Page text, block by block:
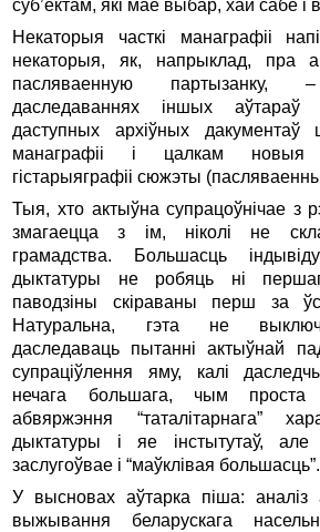
суб’ектам, які мае выбар, хай сабе
Некаторыя часткі манаграфіі
некаторыя, як, напрыклад, пра
пасляваенную
даследаваннях іншых аўтараў
даступных архіўных
манаграфіі і цалкам новыя
гістарыяграфіі сюжэты
Тыя, хто актыўна супрацоўнічае з
змагаецца з ім, ніколі не
грамадства. Большасць
дыктатуры не робяць ні
паводзіны скіраваны перш за
Натуральна, гэта не
даследаваць пытанні актыўнай
супраціўлення яму, калі
нечага большага, чым проста
абвяржэння “таталітарнага”
дыктатуры і яе інстытутаў,
заслугоўвае і “маўклівая большасць”.
У высновах аўтарка піша: аналіз
выжывання беларускага